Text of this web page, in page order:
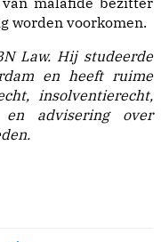
worden voorkomen.
Law. Hij studeerde
en heeft ruime
insolventierecht,
en advisering over